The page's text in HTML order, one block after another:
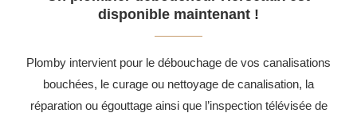
disponible maintenant !
Plomby intervient pour le débouchage de vos canalisations
bouchées, le curage ou nettoyage de canalisation, la
réparation ou égouttage ainsi que l’inspection télévisée de